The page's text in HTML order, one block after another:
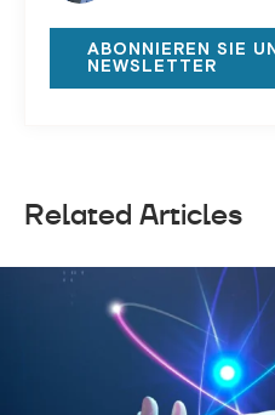
ABONNIEREN SIE
NEWSLETTER
Related Articles